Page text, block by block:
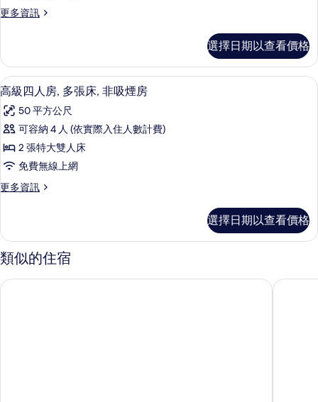
吸
的
所
有
相
片
非
的
詳
情
房,
張
特
大
雙
人
床,
非
吸
的
所
有
更多資訊
更
雙
人
房,
張
特
雙
人
非
的
詳
情
選擇日期以查看價格
顯
示
高
級
四
房,
張
床,
非
吸
高級四人房, 多張床, 非吸煙房 | 高級
9
高級四人房, 多張床, 非吸煙房
50 平方公尺
可容納 4 人 (依實際入住人數計費)
2 張特大雙人床
免費無線上網
更多資訊
更
四
人
房,
張
選擇日期以查看價格
類似的住宿
宜蘭雀客嗨夫旅館 羅東夜